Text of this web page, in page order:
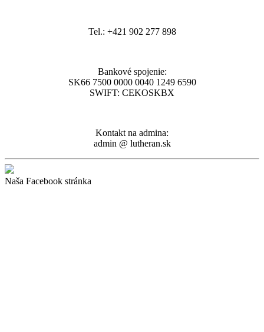
Tel.: +421 902 277 898
Bankové spojenie:
SK66 7500 0000 0040 1249 6590
SWIFT: CEKOSKBX
Kontakt na admina:
admin @ lutheran.sk
Naša Facebook stránka